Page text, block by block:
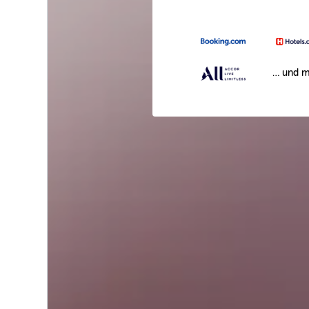
… und